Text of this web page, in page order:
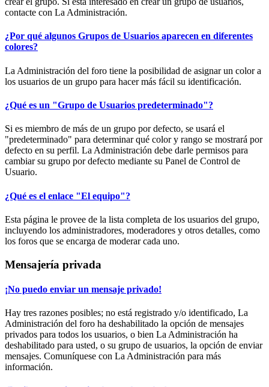
contacte con La Administración.
¿Por qué algunos Grupos de Usuarios aparecen en diferentes
colores?
La Administración del foro tiene la posibilidad de asignar un color a
los usuarios de un grupo para hacer más fácil su identificación.
¿Qué es un "Grupo de Usuarios predeterminado"?
Si es miembro de más de un grupo por defecto, se usará el
"predeterminado" para determinar qué color y rango se mostrará por
defecto en su perfil. La Administración debe darle permisos para
cambiar su grupo por defecto mediante su Panel de Control de
Usuario.
¿Qué es el enlace "El equipo"?
Esta página le provee de la lista completa de los usuarios del grupo,
incluyendo los administradores, moderadores y otros detalles, como
los foros que se encarga de moderar cada uno.
Mensajería privada
¡No puedo enviar un mensaje privado!
Hay tres razones posibles; no está registrado y/o identificado, La
Administración del foro ha deshabilitado la opción de mensajes
privados para todos los usuarios, o bien La Administración ha
deshabilitado para usted, o su grupo de usuarios, la opción de enviar
mensajes. Comuníquese con La Administración para más
información.